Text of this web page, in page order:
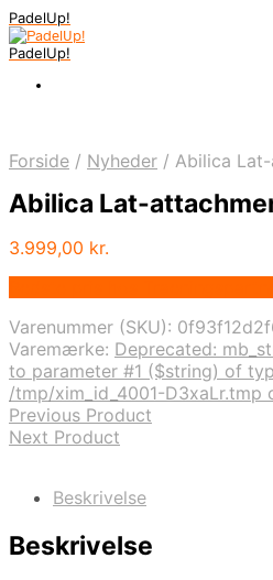
PadelUp!
PadelUp!
Forside / Nyheder / Abilica
Abilica Lat-
3.999,00 kr.
Varenummer (SKU):
Varemærke: Deprecated:
to parameter #1 ($string) of
/tmp/xim_id_4001-D3xaLr.tmp
Previous Product
Next Product
Beskrivelse
Beskrivelse